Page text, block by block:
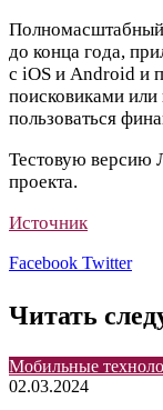
Полномасштабный
до конца года,
с iOS и Android и
поисковиками
пользоваться
Тестовую версию
проекта.
Источник
Facebook TwitterViber
Читать
Мобильные
02.03.2024